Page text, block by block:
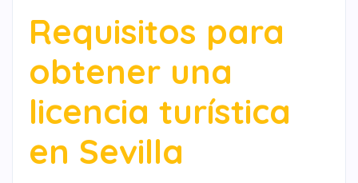
Requisitos para
obtener una
licencia turística
en Sevilla